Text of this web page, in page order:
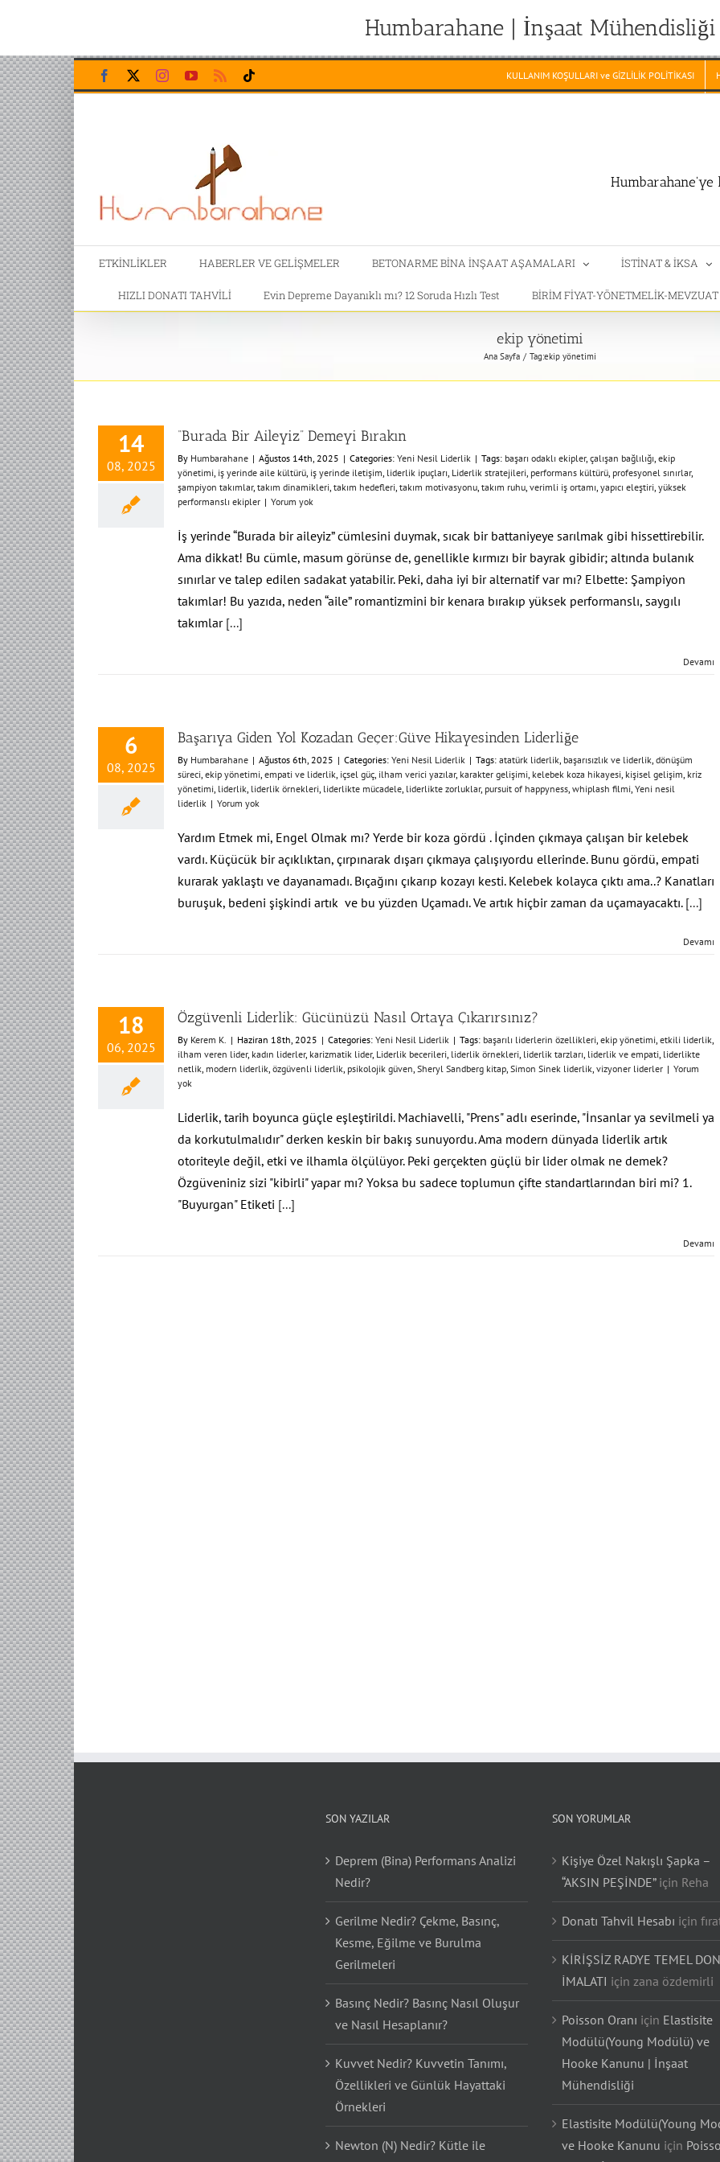
Humbarahane | İnşaat Mühendisliği
Skip
to
content
Facebook InstagramYouTubeRss KULLANIM KOŞULLARI ve GİZLİLİK POLİTİKASI
Humbarahane'ye
ETKİNLİKLER HABERLER VE GELİŞMELER BETONARME BİNA İNŞAAT AŞAMALARI İSTİNAT & İKSA
HIZLI DONATI TAHVİLİ Evin Depreme Dayanıklı mı? 12 Soruda Hızlı Test BİRİM FİYAT-YÖNETMELİK-
ekip yönetimi
Ana Sayfa Tag:ekip yönetimi
14
08, 2025
“Burada Bir Aileyiz” Demeyi Bırakın
By Humbarahane | Ağustos 14th, 2025 | Categories: Yeni Nesil Liderlik | Tags: başarı odaklı ekipler, çalışan bağlılığı, ekip
yönetimi, iş yerinde aile kültürü, iş yerinde iletişim, liderlik ipuçları, Liderlik stratejileri, performans kültürü, profesyonel sınırlar,
şampiyon takımlar, takım dinamikleri, takım hedefleri, takım motivasyonu, takım ruhu, verimli iş ortamı, yapıcı eleştiri, yüksek
performanslı ekipler | Yorum yok
İş yerinde “Burada bir aileyiz” cümlesini duymak, sıcak bir battaniyeye sarılmak gibi hissettirebilir.
Ama dikkat! Bu cümle, masum görünse de, genellikle kırmızı bir bayrak gibidir; altında bulanık
sınırlar ve talep edilen sadakat yatabilir. Peki, daha iyi bir alternatif var mı? Elbette: Şampiyon
takımlar! Bu yazıda, neden “aile” romantizmini bir kenara bırakıp yüksek performanslı, saygılı
takımlar [...]
Devamı
6
08, 2025
Başarıya Giden Yol Kozadan Geçer:Güve Hikayesinden Liderliğe
By Humbarahane | Ağustos 6th, 2025 | Categories: Yeni Nesil Liderlik | Tags: atatürk liderlik, başarısızlık ve liderlik, dönüşüm
süreci, ekip yönetimi, empati ve liderlik, içsel güç, ilham verici yazılar, karakter gelişimi, kelebek koza hikayesi, kişisel gelişim, kriz
yönetimi, liderlik, liderlik örnekleri, liderlikte mücadele, liderlikte zorluklar, pursuit of happyness, whiplash filmi, Yeni nesil
liderlik | Yorum yok
Yardım Etmek mi, Engel Olmak mı? Yerde bir koza gördü . İçinden çıkmaya çalışan bir kelebek
vardı. Küçücük bir açıklıktan, çırpınarak dışarı çıkmaya çalışıyordu ellerinde. Bunu gördü, empati
kurarak yaklaştı ve dayanamadı. Bıçağını çıkarıp kozayı kesti. Kelebek kolayca çıktı ama..? Kanatları
buruşuk, bedeni şişkindi artık ve bu yüzden Uçamadı. Ve artık hiçbir zaman da uçamayacaktı. [...]
Devamı
18
06, 2025
Özgüvenli Liderlik: Gücünüzü Nasıl Ortaya Çıkarırsınız?
By Kerem K. | Haziran 18th, 2025 | Categories: Yeni Nesil Liderlik | Tags: başarılı liderlerin özellikleri, ekip yönetimi, etkili liderlik,
ilham veren lider, kadın liderler, karizmatik lider, Liderlik becerileri, liderlik örnekleri, liderlik tarzları, liderlik ve empati, liderlikte
netlik, modern liderlik, özgüvenli liderlik, psikolojik güven, Sheryl Sandberg kitap, Simon Sinek liderlik, vizyoner liderler | Yorum
yok
Liderlik, tarih boyunca güçle eşleştirildi. Machiavelli, "Prens" adlı eserinde, "İnsanlar ya sevilmeli ya
da korkutulmalıdır" derken keskin bir bakış sunuyordu. Ama modern dünyada liderlik artık
otoriteyle değil, etki ve ilhamla ölçülüyor. Peki gerçekten güçlü bir lider olmak ne demek?
Özgüveniniz sizi "kibirli" yapar mı? Yoksa bu sadece toplumun çifte standartlarından biri mi? 1.
"Buyurgan" Etiketi [...]
Devamı
Nedir?
Gerilme Nedir? Çekme, Basınç,
Gerilmeleri
Basınç Nedir? Basınç Nasıl Oluşur
ve Nasıl Hesaplanır?
Kuvvet Nedir? Kuvvetin Tanımı,
Örnekleri
Kişiye Özel Nakışlı Şapka –
“AKSIN PEŞİNDE”
için Reha
Donatı Tahvil Hesabı içinfırat
KİRİŞSİZ RADYE TEMEL
İMALATI için zana özdemirli
Poisson Oranı için
Elastisite
Modülü(Young Modülü) ve
Hooke Kanunu | İnşaat
Mühendisliği
Elastisite Modülü(Young